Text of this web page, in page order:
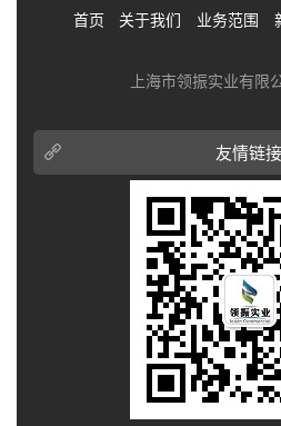
首页 关于我们 业务范围
上海市领振实业有限
友情链接